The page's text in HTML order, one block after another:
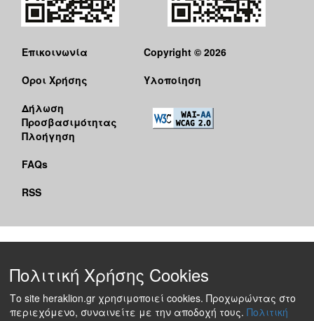
Επικοινωνία
Όροι Χρήσης
Δήλωση
Προσβασιμότητας
Πλοήγηση
FAQs
RSS
Copyright © 2026
Υλοποίηση
Πολιτική Χρήσης Cookies
Το site heraklion.gr χρησιμοποιεί cookies. Προχωρώντας στο
περιεχόμενο, συναινείτε με την αποδοχή τους. Πολιτική